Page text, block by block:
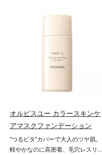
オルビスユー カラースキンケ
アマスクファンデーション
“つるピタ”カバーで大人のツヤ肌。
軽やかなのに高密着、毛穴レスリキ